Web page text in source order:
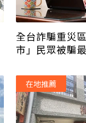
全台詐騙重災
市」民眾被騙
在地推薦